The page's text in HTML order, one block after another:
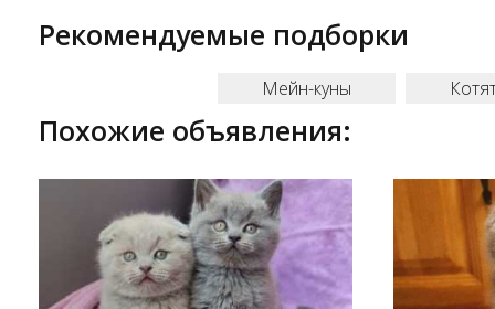
Рекомендуемые подборки
Мейн-куны
Похожие объявления: